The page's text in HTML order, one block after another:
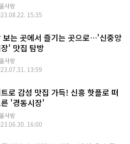
사랑
15:35
보는 곳에서 즐기는 곳으로…'신중앙
' 맛집 탐방
사랑
13:59
로 감성 맛집 가득! 신흥 핫플로 떠
'경동시장'
사랑
16:00